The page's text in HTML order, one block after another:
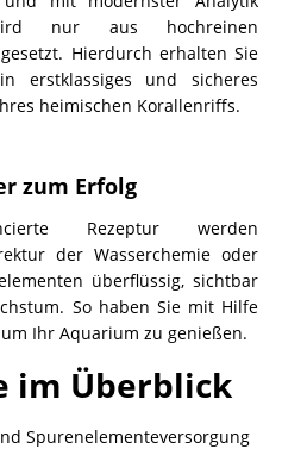
nur aus hochreinen
Hierdurch erhalten Sie
erstklassiges und sicheres
heimischen Korallenriffs.
zum Erfolg
Rezeptur werden
der Wasserchemie oder
überflüssig, sichtbar
So haben Sie mit Hilfe
Ihr Aquarium zu genießen.
im Überblick
Spurenelementeversorgung